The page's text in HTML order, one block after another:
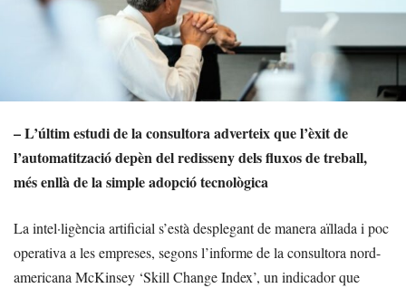
– L’últim estudi de la consultora adverteix que l’èxit de
l’automatització depèn del redisseny dels fluxos de treball,
més enllà de la simple adopció tecnològica
La intel·ligència artificial s’està desplegant de manera aïllada i poc
operativa a les empreses, segons l’informe de la consultora nord-
americana McKinsey ‘Skill Change Index’, un indicador que